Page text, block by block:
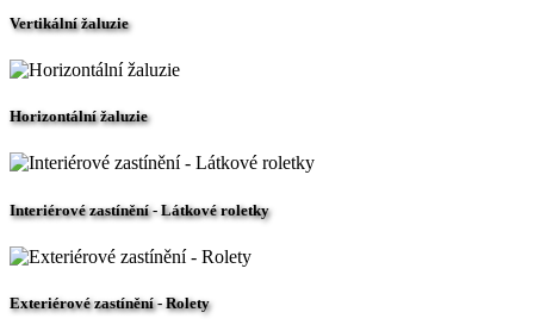
Vertikální žaluzie
Horizontální žaluzie
Interiérové zastínění - Látkové roletky
Exteriérové zastínění - Rolety